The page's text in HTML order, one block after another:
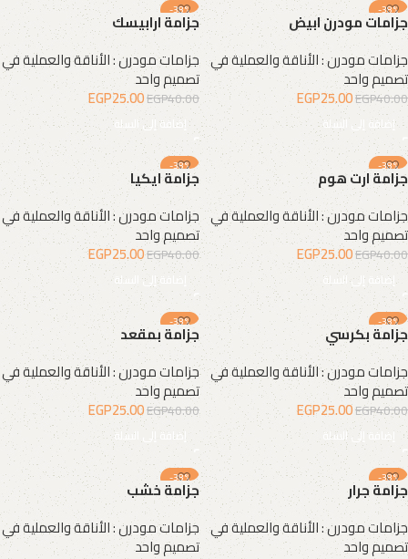
-38%
جزامات مودرن ابيض
جزامات مودرن : الأناقة والعملية في
تصميم واحد
EGP40.00
EGP25.00
إضافة إلى السلة
-38%
جزامة ارابيسك
جزامات مودرن : الأناقة والعملية في
تصميم واحد
EGP40.00
EGP25.00
إضافة إلى السلة
-38%
جزامة ارت هوم
جزامات مودرن : الأناقة والعملية في
تصميم واحد
EGP40.00
EGP25.00
إضافة إلى السلة
-38%
جزامة ايكيا
جزامات مودرن : الأناقة والعملية في
تصميم واحد
EGP40.00
EGP25.00
إضافة إلى السلة
-38%
جزامة بكرسي
جزامات مودرن : الأناقة والعملية في
تصميم واحد
EGP40.00
EGP25.00
إضافة إلى السلة
-38%
جزامة بمقعد
جزامات مودرن : الأناقة والعملية في
تصميم واحد
EGP40.00
EGP25.00
إضافة إلى السلة
-38%
جزامة جرار
جزامات مودرن : الأناقة والعملية في
تصميم واحد
-38%
جزامة خشب
جزامات مودرن : الأناقة والعملية في
تصميم واحد